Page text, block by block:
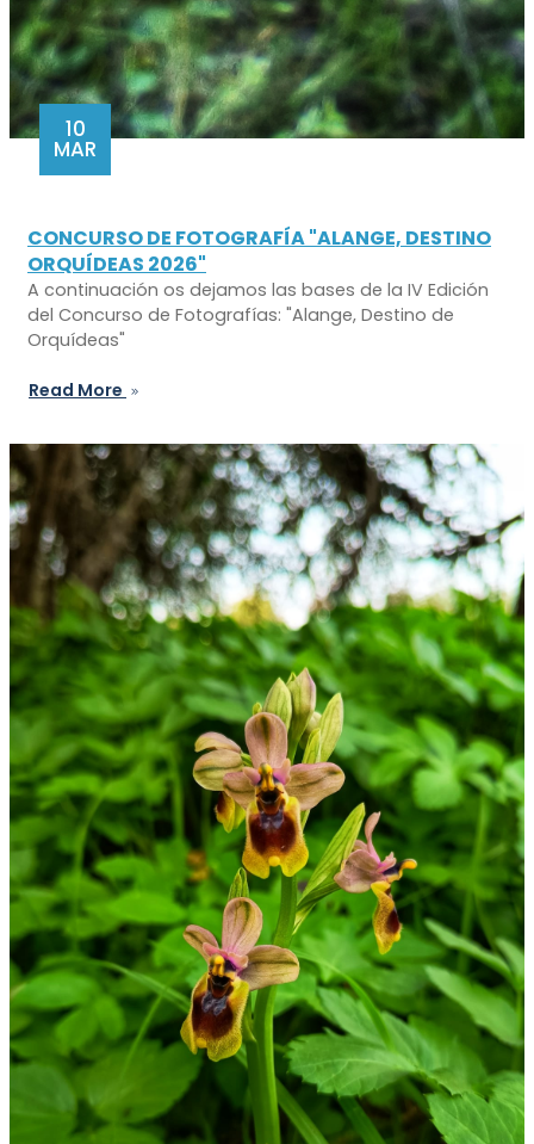
10
MAR
CONCURSO DE FOTOGRAFÍA "ALANGE, DESTINO
ORQUÍDEAS 2026"
A continuación os dejamos las bases de la IV Edición
del Concurso de Fotografías: "Alange, Destino de
Orquídeas"
Read More